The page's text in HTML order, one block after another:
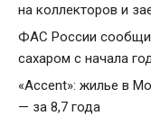
на коллекторов и
ФАС России
сахаром с начала
«Accent»: жилье в
— за 8,7 года